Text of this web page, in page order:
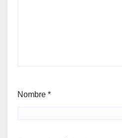
Nombre *